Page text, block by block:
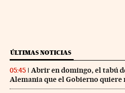
ÚLTIMAS NOTICIAS
05:45
Abrir en domingo, el tabú
Alemania que el Gobierno quiere